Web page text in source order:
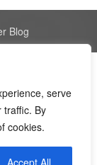
serve
traffic. By
cookies.
Accept All
Blog
–